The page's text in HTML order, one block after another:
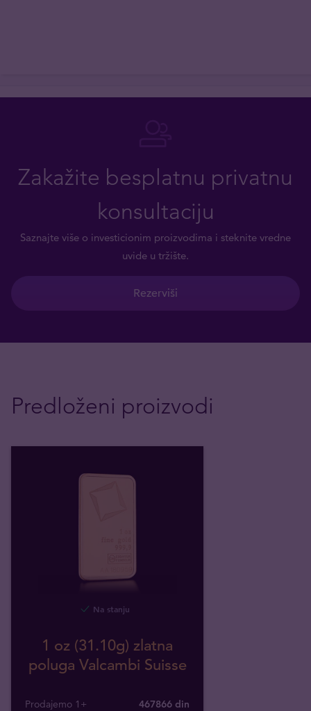
Zakažite besplatnu privatnu
konsultaciju
Saznajte više o investicionim proizvodima i steknite vredne
uvide u tržište.
Rezerviši
Predloženi proizvodi
Na stanju
1 oz (31.10g) zlatna
poluga Valcambi Suisse
Prodajemo 1+
467866 din